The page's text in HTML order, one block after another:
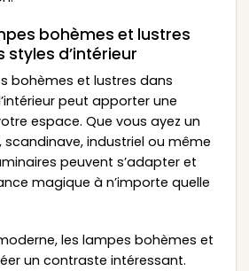
bohèmes et lustres
d’intérieur
bohèmes et lustres dans
peut apporter une
espace. Que vous ayez un
scandinave, industriel ou même
peuvent s’adapter et
magique à n’importe quelle
les lampes bohèmes et
un contraste intéressant.